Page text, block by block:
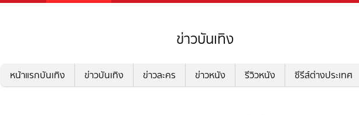
ข่าวบันเทิง
หน้าแรกบันเทิง ข่าวบันเทิง ข่าวละคร ข่าวหนัง รีวิวหนัง ซีรีส์ต่างประเทศ